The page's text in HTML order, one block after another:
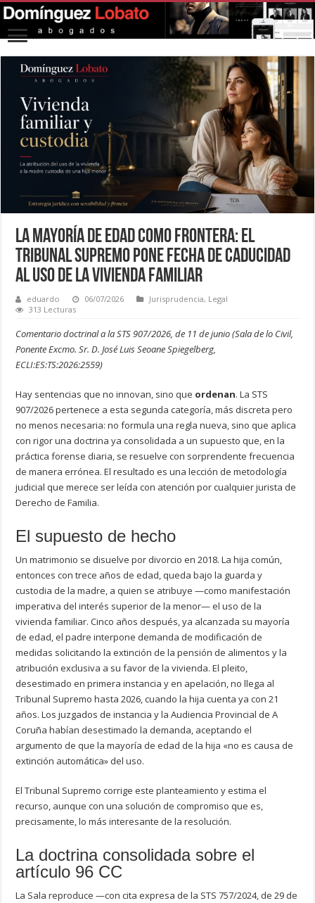
La mayoría de edad como frontera: el
Tribunal Supremo pone fecha de caducidad
al uso de la vivienda familiar
eduardo 06/07/2026 Jurisprudencia, Legal
313 Lecturas
Comentario doctrinal a la STS 907/2026, de 11 de junio (Sala de lo Civil,
Ponente Excmo. Sr. D. José Luis Seoane Spiegelberg,
ECLI:ES:TS:2026:2559)
Hay sentencias que no innovan, sino que ordenan. La STS
907/2026 pertenece a esta segunda categoría, más discreta pero
no menos necesaria: no formula una regla nueva, sino que aplica
con rigor una doctrina ya consolidada a un supuesto que, en la
práctica forense diaria, se resuelve con sorprendente frecuencia
de manera errónea. El resultado es una lección de metodología
judicial que merece ser leída con atención por cualquier jurista de
Derecho de Familia.
El supuesto de hecho
Un matrimonio se disuelve por divorcio en 2018. La hija común,
entonces con trece años de edad, queda bajo la guarda y
custodia de la madre, a quien se atribuye —como manifestación
imperativa del interés superior de la menor— el uso de la
vivienda familiar. Cinco años después, ya alcanzada su mayoría
de edad, el padre interpone demanda de modificación de
medidas solicitando la extinción de la pensión de alimentos y la
atribución exclusiva a su favor de la vivienda. El pleito,
desestimado en primera instancia y en apelación, no llega al
Tribunal Supremo hasta 2026, cuando la hija cuenta ya con 21
años. Los juzgados de instancia y la Audiencia Provincial de A
Coruña habían desestimado la demanda, aceptando el
argumento de que la mayoría de edad de la hija «no es causa de
extinción automática» del uso.
El Tribunal Supremo corrige este planteamiento y estima el
recurso, aunque con una solución de compromiso que es,
precisamente, lo más interesante de la resolución.
La doctrina consolidada sobre el
artículo 96 CC
La Sala reproduce —con cita expresa de la STS 757/2024, de 29 de